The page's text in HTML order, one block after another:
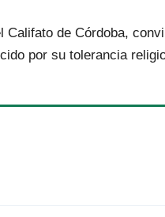
de Córdoba,
por su tolerancia